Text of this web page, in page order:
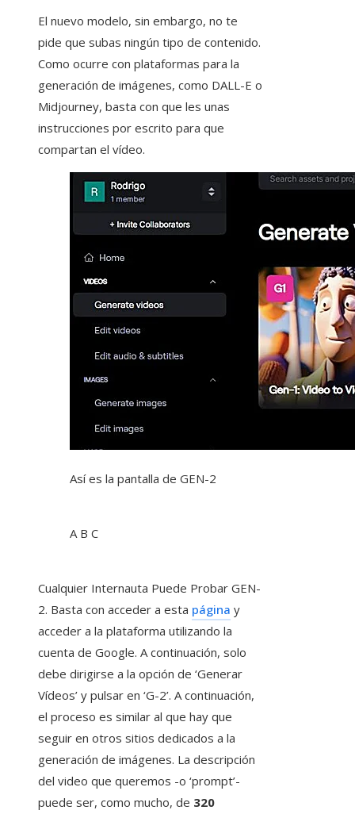
El nuevo modelo, sin embargo, no te
pide que subas ningún tipo de contenido.
Como ocurre con plataformas para la
generación de imágenes, como DALL-E o
Midjourney, basta con que les unas
instrucciones por escrito para que
compartan el vídeo.
Así es la pantalla de GEN-2
A B C
Cualquier Internauta Puede Probar GEN-
2. Basta con acceder a esta página y
acceder a la plataforma utilizando la
cuenta de Google. A continuación, solo
debe dirigirse a la opción de ‘Generar
Vídeos’ y pulsar en ‘G-2’. A continuación,
el proceso es similar al que hay que
seguir en otros sitios dedicados a la
generación de imágenes. La descripción
del video que queremos -o ‘prompt’-
puede ser, como mucho, de 320